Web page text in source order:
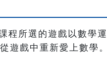
程所選的遊戲以數學
遊戲中重新愛上數學。